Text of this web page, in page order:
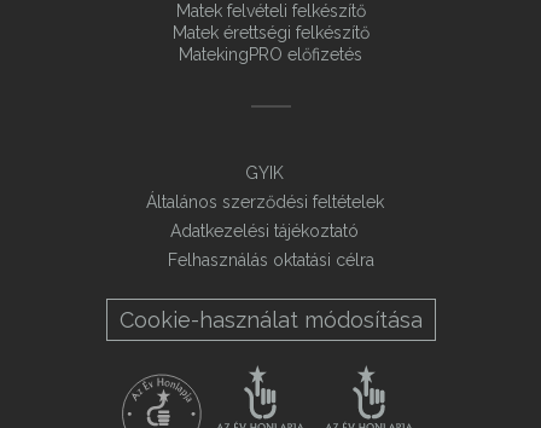
Matek felvételi felkészítő
Matek érettségi felkészítő
MatekingPRO előfizetés
GYIK
Általános szerződési feltételek
Adatkezelési tájékoztató
Felhasználás oktatási célra
Cookie-használat módosítása